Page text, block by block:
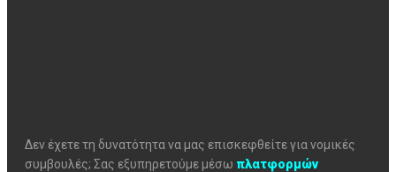
Δεν έχετε τη δυνατότητα να μας επισκεφθείτε για νομικές
συμβουλές; Σας εξυπηρετούμε μέσω πλατφορμών